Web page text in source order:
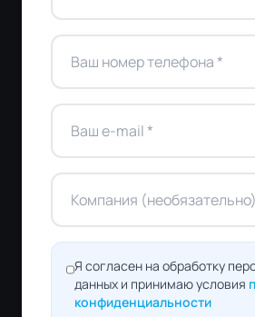
Я согласен на обработку
данных и принимаю условия
конфиденциальности